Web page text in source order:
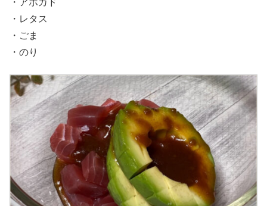
・アボカド
・レタス
・ごま
・のり